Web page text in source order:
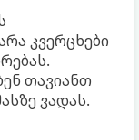
კვერცხები
თავიანთ
ვადას.